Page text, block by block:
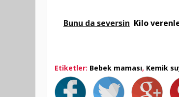
Bunu da seversin Kilo
Etiketler: Bebek maması, Kemik